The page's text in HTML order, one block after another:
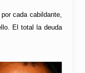
cada cabildante,
El total la deuda